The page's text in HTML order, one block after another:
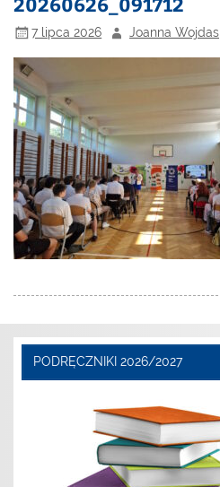
7 lipca 2026 Joanna Wojdas
PODRĘCZNIKI 2026/2027